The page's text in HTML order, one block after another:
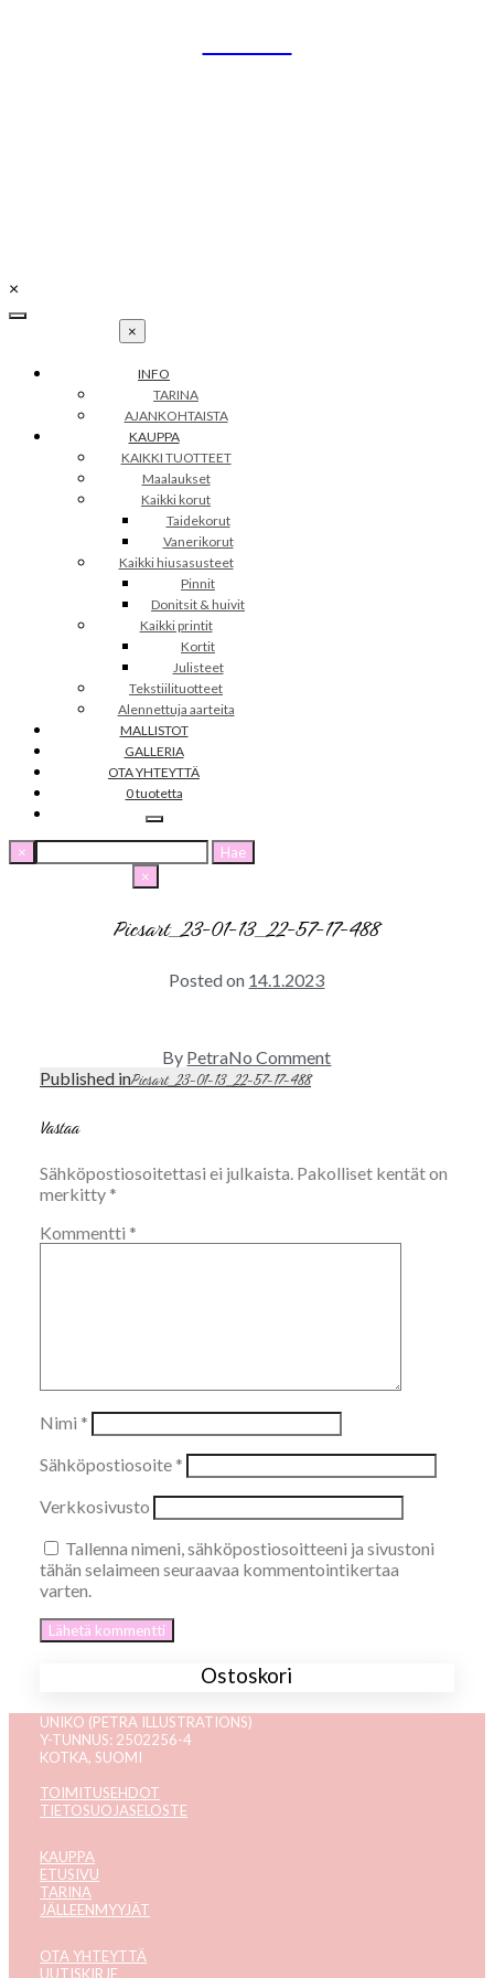
×
×
INFO
TARINA
AJANKOHTAISTA
KAUPPA
KAIKKI TUOTTEET
Maalaukset
Kaikki korut
Taidekorut
Vanerikorut
Kaikki hiusasusteet
Pinnit
Donitsit & huivit
Kaikki printit
Kortit
Julisteet
Tekstiilituotteet
Alennettuja aarteita
MALLISTOT
GALLERIA
OTA YHTEYTTÄ
0 tuotetta
× Haku:
×
Picsart_23-01-13_22-57-17-488
Posted on 14.1.2023
By PetraNo Commenton
488
Artikkelien
Published inPicsart_23-01-13_22-57-17-488
Vastaa
Sähköpostiosoitettasi ei julkaista. Pakolliset kentät on
merkitty *
Kommentti *
Nimi *
Sähköpostiosoite *
Verkkosivusto
Tallenna nimeni, sähköpostiosoitteeni ja sivustoni
tähän selaimeen seuraavaa kommentointikertaa
varten.
Ostoskori
UNIKO (PETRA ILLUSTRATIONS)
Y-TUNNUS: 2502256-4
KOTKA, SUOMI
TOIMITUSEHDOT
TIETOSUOJASELOSTE
KAUPPA
ETUSIVU
TARINA
JÄLLEENMYYJÄT
OTA YHTEYTTÄ
UUTISKIRJE